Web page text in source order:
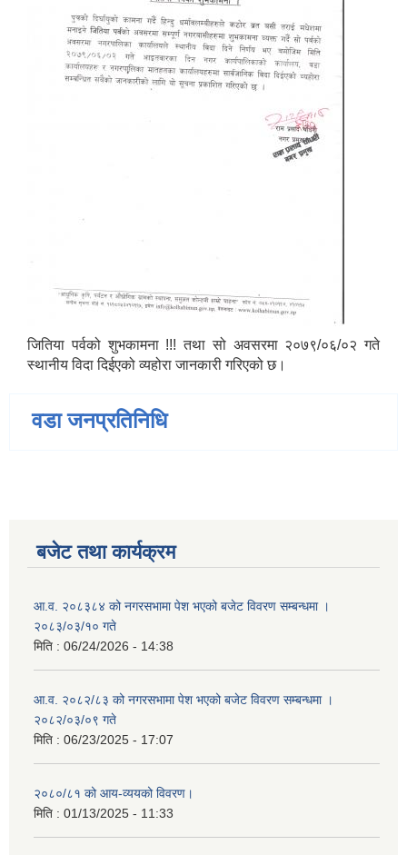
जितिया पर्वको शुभकामना !!! तथा सो अवसरमा २०७९/०६/०२ गते
स्थानीय विदा दिईएको व्यहोरा जानकारी गरिएको छ।
वडा जनप्रतिनिधि
बजेट तथा कार्यक्रम
आ.व. २०८३८४ को नगरसभामा पेश भएको बजेट विवरण सम्बन्धमा ।
२०८३/०३/१० गते
मिति : 06/24/2026 - 14:38
आ.व. २०८२/८३ को नगरसभामा पेश भएको बजेट विवरण सम्बन्धमा ।
२०८२/०३/०९ गते
मिति : 06/23/2025 - 17:07
२०८०/८१ को आय-व्ययको विवरण।
मिति : 01/13/2025 - 11:33